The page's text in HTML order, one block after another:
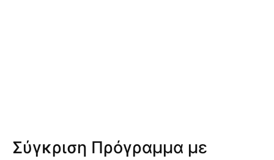
Σύγκριση Πρόγραμμα με